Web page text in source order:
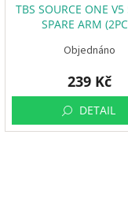
TBS SOURCE ONE
SPARE ARM
Objednáno
239 Kč
DETAIL